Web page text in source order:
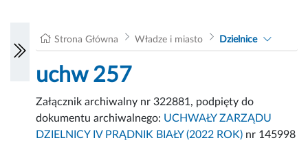
Strona Główna Władze i miasto Dzielnice
uchw 257
Załącznik archiwalny nr 322881, podpięty do
dokumentu archiwalnego: UCHWAŁY ZARZĄDU
DZIELNICY IV PRĄDNIK BIAŁY (2022 ROK) nr 145998